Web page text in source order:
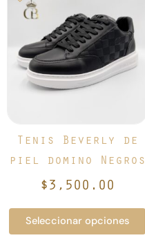
Tenis Beverly de
piel domino Negros
$ 3,500.00
Seleccionar opciones
tiene
múltiples
variantes.
Las
opciones
elegir
en
página
de
producto